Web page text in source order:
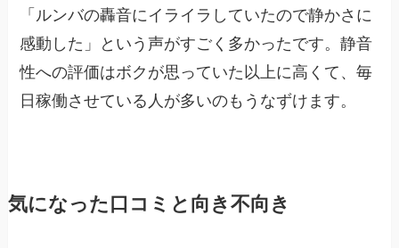
「ルンバの轟音にイライラしていたので静かさに
感動した」という声がすごく多かったです。静音
性への評価はボクが思っていた以上に高くて、毎
日稼働させている人が多いのもうなずけます。
気になった口コミと向き不向き